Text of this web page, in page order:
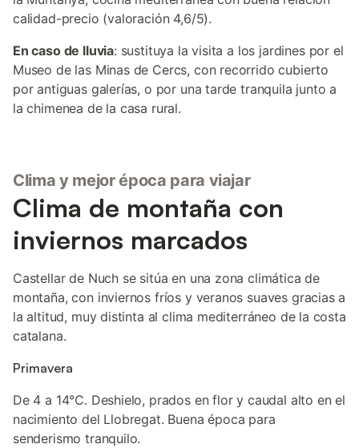
calidad-precio (valoración 4,6/5).
En caso de lluvia: sustituya la visita a los jardines por el
Museo de las Minas de Cercs, con recorrido cubierto
por antiguas galerías, o por una tarde tranquila junto a
la chimenea de la casa rural.
Clima y mejor época para viajar
Clima de montaña con
inviernos marcados
Castellar de Nuch se sitúa en una zona climática de
montaña, con inviernos fríos y veranos suaves gracias a
la altitud, muy distinta al clima mediterráneo de la costa
catalana.
Primavera
De 4 a 14°C. Deshielo, prados en flor y caudal alto en el
nacimiento del Llobregat. Buena época para
senderismo tranquilo.